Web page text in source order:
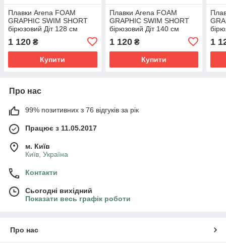
Плавки Arena FOAM
GRAPHIC SWIM SHORT
бірюзовий Діт 128 см
1 120 ₴
Купити
Плавки Arena FOAM
GRAPHIC SWIM SHORT
бірюзовий Діт 140 см
1 120₴
Купити
1
Про нас
99% позитивних з 76 відгуків за рік
Працює з 11.05.2017
м. Київ
Київ, Україна
Контакти
Сьогодні вихідний
Показати весь графік роботи
Про нас